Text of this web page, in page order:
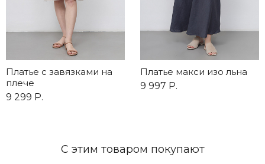
Платье с завязками на
плече
9 299 Р.
Платье макси изо льна
9 997 Р.
С этим товаром покупают